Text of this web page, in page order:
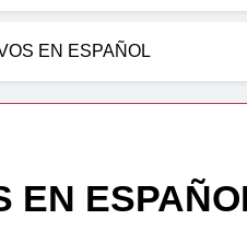
EN ESPAÑOL
EN